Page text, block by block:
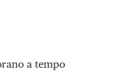
a tempo